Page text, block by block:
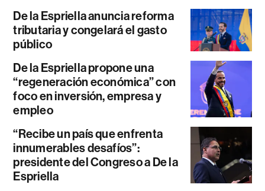
De la Espriella anuncia reforma
tributaria y congelará el gasto
público
De la Espriella propone una
“regeneración económica” con
foco en inversión, empresa y
empleo
“Recibe un país que enfrenta
innumerables desafíos”:
presidente del Congreso a De la
Espriella